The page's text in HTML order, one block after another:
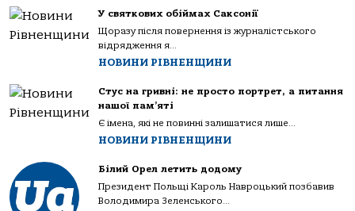
У святкових обіймах Саксонії
Щоразу після повернення із журналістського
відрядження я...
НОВИНИ РІВНЕНЩИНИ
Стус на гривні: не просто портрет, а питання
нашої пам’яті
Є імена, які не повинні залишатися лише...
НОВИНИ РІВНЕНЩИНИ
Білий Орел летить додому
Президент Польщі Кароль Навроцький позбавив
Володимира Зеленського...